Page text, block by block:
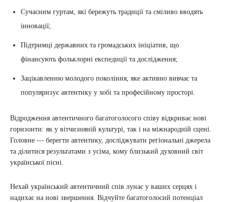
Сучасним гуртам, які бережуть традиції та сміливо вводять
інновації;
Підтримці державних та громадських ініціатив, що
фінансують фольклорні експедиції та дослідження;
Зацікавленню молодого покоління, яке активно вивчає та
популяризує автентику у хобі та професійному просторі.
Відродження автентичного багатоголосого співу відкриває нові
горизонти: як у вітчизняній культурі, так і на міжнародній сцені.
Головне — берегти автентику, досліджувати регіональні джерела
та ділитися результатами з усіма, кому близький духовний світ
української пісні.
Нехай український автентичний спів лунає у ваших серцях і
надихає на нові звершення. Відчуйте багатоголосий потенціал